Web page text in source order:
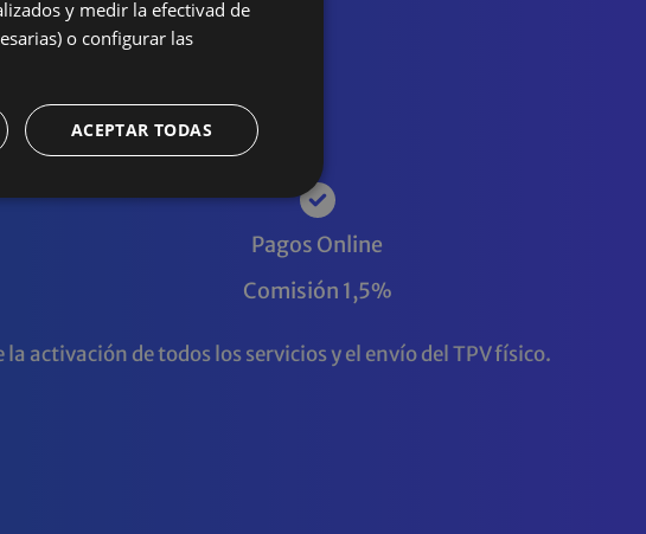
POR USO
Pagos Online
Comisión 1,5%
activación de todos los servicios y el envío del TPV físico.
y medir la efectivad de
o configurar las
ACEPTAR TODAS